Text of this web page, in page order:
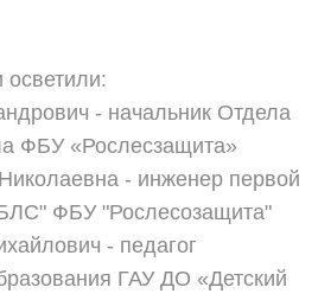
- начальник Отдела
ФБУ «Рослесзащита»
- инженер первой
ФБУ "Рослесозащита"
- педагог
ГАУ ДО «Детский